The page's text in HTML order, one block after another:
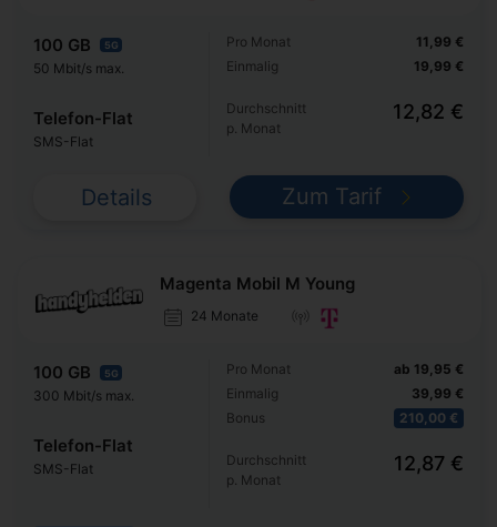
100 GB 5G
50 Mbit/s max.
Telefon-Flat
SMS-Flat
Pro Monat
Einmalig
11,99 €
19,99 €
Durchschnitt
p. Monat
12,82 €
Details Zum Tarif
Magenta Mobil M Young
24 Monate
100 GB 5G
300 Mbit/s max.
Telefon-Flat
SMS-Flat
Pro Monat
Einmalig
Bonus
ab 19,95 €
39,99 €
210,00 €
Durchschnitt
p. Monat
12,87 €